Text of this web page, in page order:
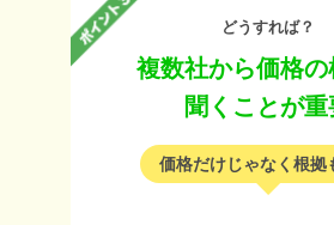
どうすれば？
複数社から価格の
聞くことが重
価格だけじゃなく根拠